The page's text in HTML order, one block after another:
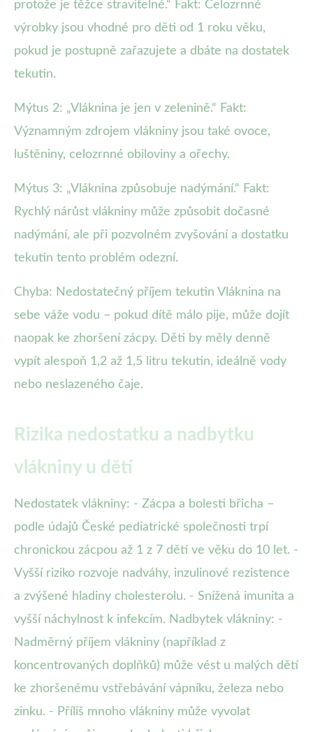
protože je těžce stravitelné.“ Fakt: Celozrnné
výrobky jsou vhodné pro děti od 1 roku věku,
pokud je postupně zařazujete a dbáte na dostatek
tekutin.
Mýtus 2: „Vláknina je jen v zelenině.“ Fakt:
Významným zdrojem vlákniny jsou také ovoce,
luštěniny, celozrnné obiloviny a ořechy.
Mýtus 3: „Vláknina způsobuje nadýmání.“ Fakt:
Rychlý nárůst vlákniny může způsobit dočasné
nadýmání, ale při pozvolném zvyšování a dostatku
tekutin tento problém odezní.
Chyba: Nedostatečný příjem tekutin Vláknina na
sebe váže vodu – pokud dítě málo pije, může dojít
naopak ke zhoršení zácpy. Děti by měly denně
vypít alespoň 1,2 až 1,5 litru tekutin, ideálně vody
nebo neslazeného čaje.
Rizika nedostatku a nadbytku
vlákniny u dětí
Nedostatek vlákniny: - Zácpa a bolesti břicha –
podle údajů České pediatrické společnosti trpí
chronickou zácpou až 1 z 7 dětí ve věku do 10 let. -
Vyšší riziko rozvoje nadváhy, inzulinové rezistence
a zvýšené hladiny cholesterolu. - Snížená imunita a
vyšší náchylnost k infekcím. Nadbytek vlákniny: -
Nadměrný příjem vlákniny (například z
koncentrovaných doplňků) může vést u malých dětí
ke zhoršenému vstřebávání vápníku, železa nebo
zinku. - Příliš mnoho vlákniny může vyvolat